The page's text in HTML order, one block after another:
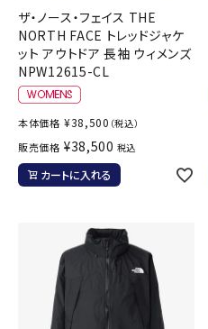
ザ・ノース・フェイス THE
NORTH FACE トレッドジャケ
ット アウトドア 長袖 ウィメンズ
NPW12615-CL
本体価格 ¥38,500 （税込）
販売価格 ¥38,500 税込
カートに入れる